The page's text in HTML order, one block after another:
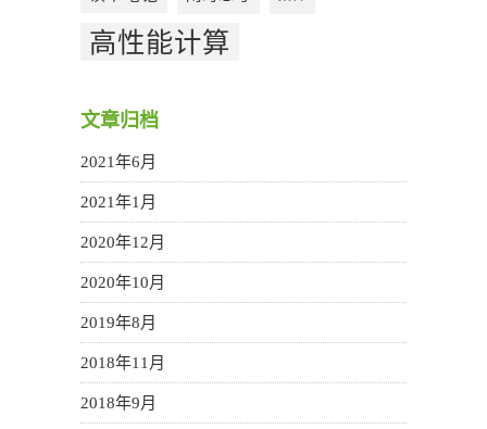
高性能计算
文章归档
2021年6月
2021年1月
2020年12月
2020年10月
2019年8月
2018年11月
2018年9月